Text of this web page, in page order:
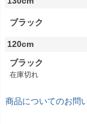
ブラック
120cm
ブラック
在庫切れ
商品についてのお問